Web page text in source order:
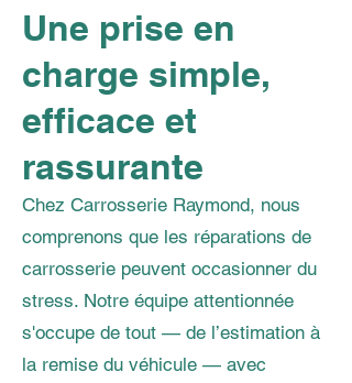
Une prise en
charge simple,
efficace et
rassurante
Chez Carrosserie Raymond, nous
comprenons que les réparations de
carrosserie peuvent occasionner du
stress. Notre équipe attentionnée
s'occupe de tout — de l’estimation à
la remise du véhicule — avec